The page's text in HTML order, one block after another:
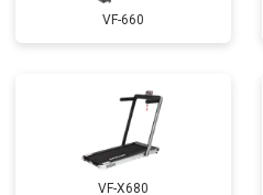
VF-660
VF-X680